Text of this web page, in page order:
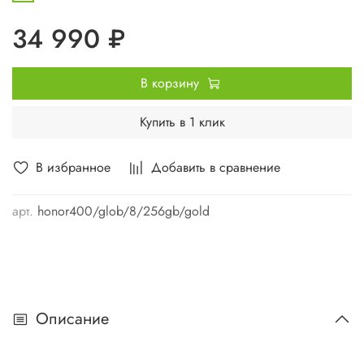
В избранное Добавить в сравнение
арт. honor400/glob/8/256gb/gold
34 990 ₽
В корзину
Купить в 1 клик
Описание